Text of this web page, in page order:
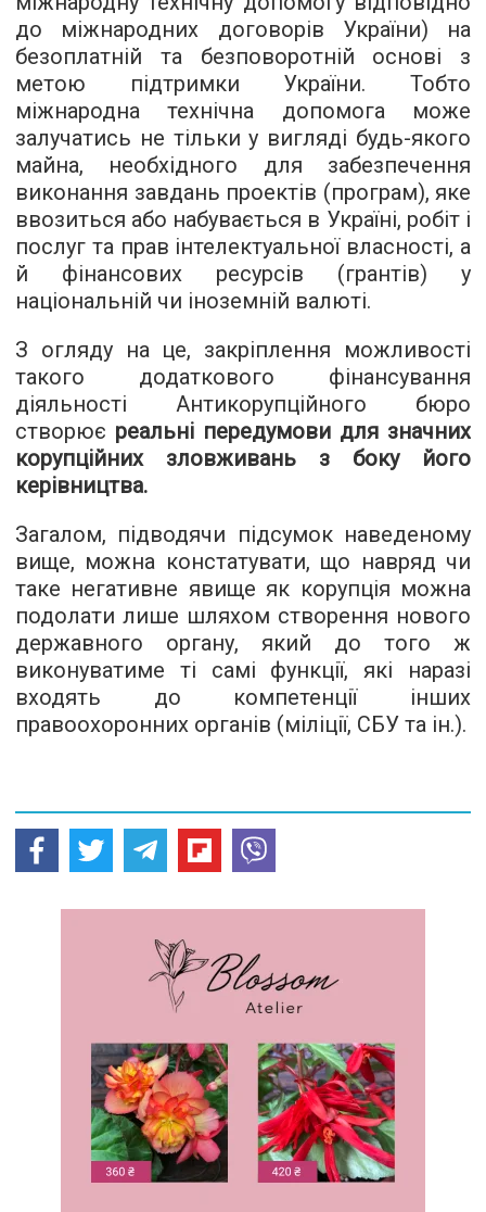
до міжнародних договорів України) на
безоплатній та безповоротній основі з
метою підтримки України. Тобто
міжнародна технічна допомога може
залучатись не тільки у вигляді будь-якого
майна, необхідного для забезпечення
виконання завдань проектів (програм), яке
ввозиться або набувається в Україні, робіт і
послуг та прав інтелектуальної власності, а
й фінансових ресурсів (грантів) у
національній чи іноземній валюті.
З огляду на це, закріплення можливості
такого додаткового фінансування
діяльності Антикорупційного бюро
створює реальні передумови для значних
корупційних зловживань з боку його
керівництва.
Загалом, підводячи підсумок наведеному
вище, можна констатувати, що навряд чи
таке негативне явище як корупція можна
подолати лише шляхом створення нового
державного органу, який до того ж
виконуватиме ті самі функції, які наразі
входять до компетенції інших
правоохоронних органів (міліції, СБУ та ін.).